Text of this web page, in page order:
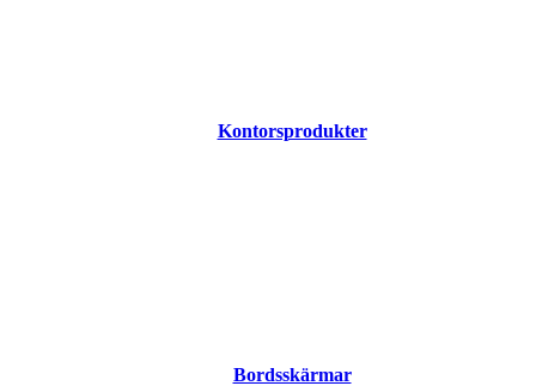
Kontorsprodukter
Bordsskärmar